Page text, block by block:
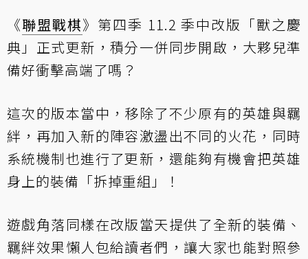
《聯盟戰棋》第四季 11.2 季中改版「獸之慶
典」正式更新，積分一併同步開啟，大夥兒準
備好衝擊高端了嗎？
這次的版本當中，移除了不少原有的英雄與羈
絆，再加入新的陣容激盪出不同的火花，同時
系統機制也進行了更新，還能夠有機會把英雄
身上的裝備「拆掉重組」！
遊戲角落同樣在改版當天提供了全新的裝備、
羈絆效果懶人包給讀者們，讓大家也能對照參